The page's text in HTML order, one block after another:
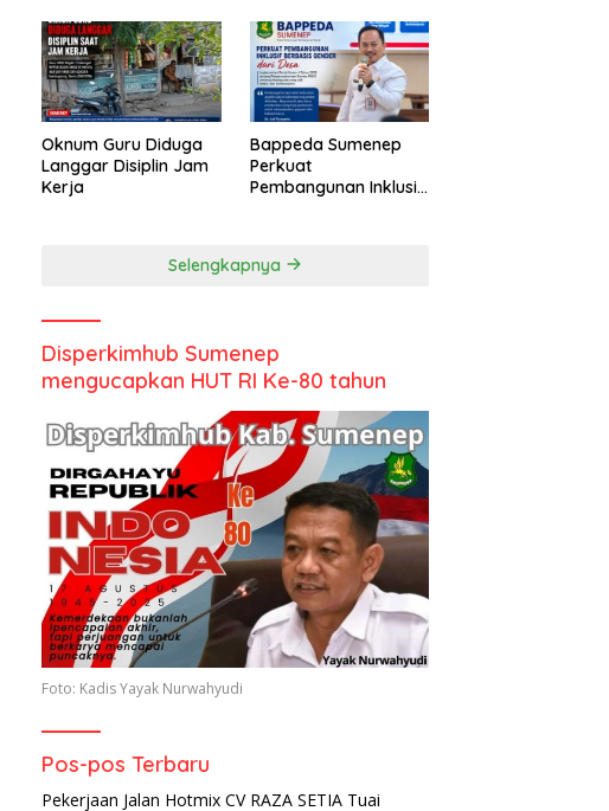
Oknum Guru Diduga
Langgar Disiplin Jam
Kerja
Bappeda Sumenep
Perkuat
Pembangunan Inklusif
Selengkapnya
Disperkimhub Sumenep
mengucapkan HUT RI Ke-80 tahun
Foto: Kadis Yayak Nurwahyudi
Pos-pos Terbaru
Pekerjaan Jalan Hotmix CV RAZA SETIA Tuai